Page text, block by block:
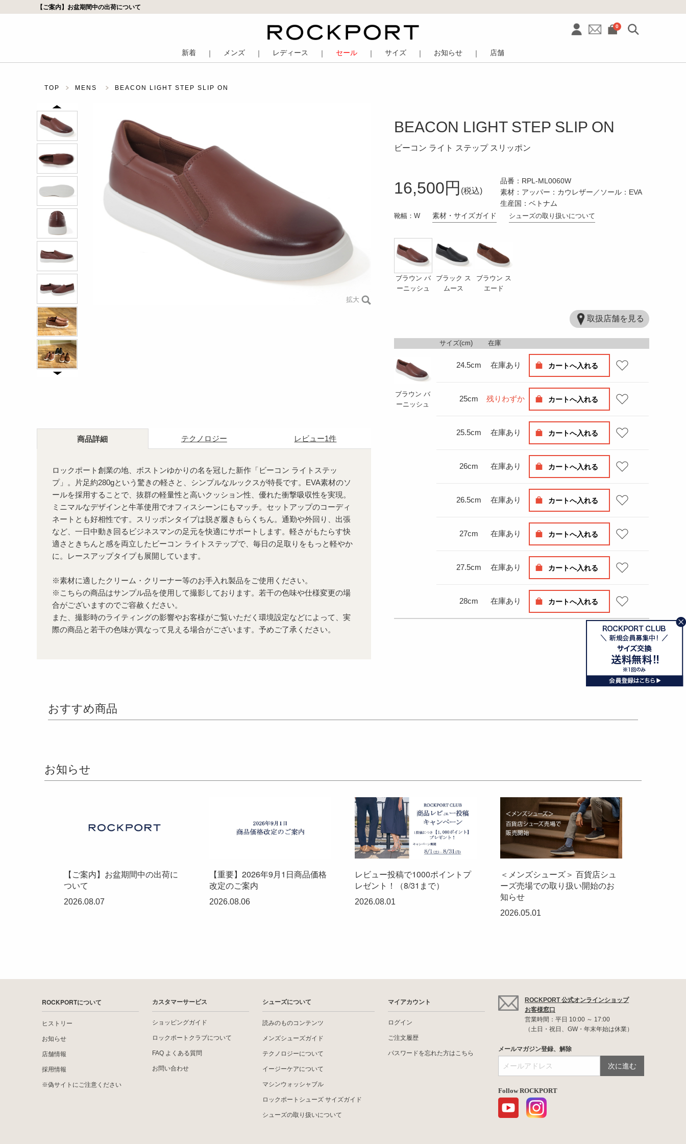
【ご案内】お盆期間中の出荷について
0
新着 ｜ メンズ ｜ レディース ｜ セール ｜ サイズ ｜ お知らせ ｜ 店舗
TOP MENS BEACON LIGHT STEP SLIP ON
拡大
商品詳細 テクノロジー レビュー1件
ロックポート創業の地、ボストンゆかりの名を冠した新作「ビーコン ライトステッ
プ」。片足約280gという驚きの軽さと、シンプルなルックスが特長です。EVA素材のソ
ールを採用することで、抜群の軽量性と高いクッション性、優れた衝撃吸収性を実現。
ミニマルなデザインと牛革使用でオフィスシーンにもマッチ。セットアップのコーディ
ネートとも好相性です。スリッポンタイプは脱ぎ履きもらくちん。通勤や外回り、出張
など、一日中動き回るビジネスマンの足元を快適にサポートします。軽さがもたらす快
適さときちんと感を両立したビーコン ライトステップで、毎日の足取りをもっと軽やか
に。レースアップタイプも展開しています。
※素材に適したクリーム・クリーナー等のお手入れ製品をご使用ください。
※こちらの商品はサンプル品を使用して撮影しております。若干の色味や仕様変更の場
合がございますのでご容赦ください。
また、撮影時のライティングの影響やお客様がご覧いただく環境設定などによって、実
際の商品と若干の色味が異なって見える場合がございます。予めご了承ください。
BEACON LIGHT STEP SLIP ON
ビーコン ライト ステップ スリッポン
16,500円 (税込)
品番：RPL-ML0060W
素材：アッパー：カウレザー／ソール：EVA
生産国：ベトナム
靴幅：W 素材・サイズガイド シューズの取り扱いについて
ブラウン バ
ーニッシュ
ブラック ス
ムース
ブラウン ス
エード
取扱店舗を見る
サイズ(cm) 在庫
ブラウン バ
ーニッシュ
24.5cm 在庫あり カートへ入れる
25cm 残りわずか カートへ入れる
25.5cm 在庫あり カートへ入れる
26cm 在庫あり カートへ入れる
26.5cm 在庫あり カートへ入れる
27cm 在庫あり カートへ入れる
27.5cm 在庫あり カートへ入れる
28cm 在庫あり カートへ入れる
おすすめ商品
お知らせ
【ご案内】お盆期間中の出荷に
ついて
2026.08.07
【重要】2026年9月1日商品価格
改定のご案内
2026.08.06
レビュー投稿で1000ポイントプ
レゼント！（8/31まで）
2026.08.01
＜メンズシューズ＞ 百貨店シュ
ーズ売場での取り扱い開始のお
知らせ
2026.05.01
ROCKPORTについて
ヒストリー
お知らせ
店舗情報
採用情報
※偽サイトにご注意ください
カスタマーサービス
ショッピングガイド
ロックポートクラブについて
FAQ よくある質問
お問い合わせ
シューズについて
読みのものコンテンツ
メンズシューズガイド
テクノロジーについて
イージーケアについて
マシンウォッシャブル
ロックポートシューズ サイズガイド
シューズの取り扱いについて
マイアカウント
ログイン
ご注文履歴
パスワードを忘れた方はこちら
ROCKPORT 公式オンラインショップ
お客様窓口
営業時間：平日 10:00 ～ 17:00
（土日・祝日、GW・年末年始は休業）
メールマガジン登録、解除
Follow ROCKPORT